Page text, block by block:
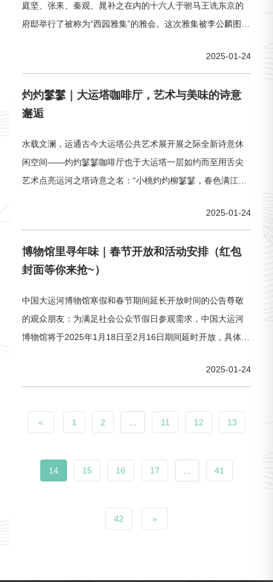
庭坚、张耒、秦观、晁补之在内的十六人于驸马王诜东京的
府邸举行了被称为“西园雅集”的雅会。这次雅集被李公麟图
著。虽然这次雅集是否真实发生尚待考证，但折射出东京在
西园雅集成为中国古代画家和工艺美术大师们尤为热衷的历
史题材，以此为主题的书画和文化创作
2025-01-24
灼灼鬖鬖｜大运塔咖啡厅，艺术与美味的诗意
邂逅
水载文澜，运通古今大运塔公共艺术展开展之际全新诗意休
闲空间——灼灼鬖鬖咖啡厅也于大运塔一层如约而至用舌尖
艺术点亮运河之塔诗意之名：“小桃灼灼柳鬖鬖，春色满江
鬖鬖》桃花灼灼、杨柳依依的春天是扬州最美的季节以此命
字母【灼灼】如春日桃林繁花，绚烂热烈【鬖鬖】似大运河
畔垂柳，柔顺婉
2025-01-24
博物馆里寻年味｜春节开放和活动安排（红包
封面等你来抢~）
中国大运河博物馆寒假和春节期间延长开放时间的公告尊敬
的观众朋友：为满足社会公众节假日参观需求，中国大运河
博物馆将于2025年1月18日至2月16日期间延时开放，具体开
16日开放时间为9:00至18:00（17:00停止入馆）。周一（1月
（除夕）、1月29日（大年初一）闭馆；
2025-01-24
« 1 2 11 12 13
14 15 16 17 41
42 »